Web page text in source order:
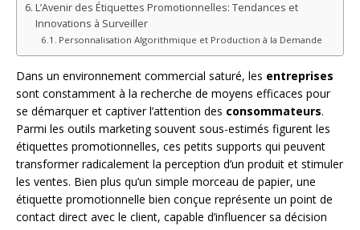
L’Avenir des Étiquettes Promotionnelles: Tendances et
Innovations à Surveiller
Personnalisation Algorithmique et Production à la Demande
Dans un environnement commercial saturé, les entreprises
sont constamment à la recherche de moyens efficaces pour
se démarquer et captiver l’attention des consommateurs.
Parmi les outils marketing souvent sous-estimés figurent les
étiquettes promotionnelles, ces petits supports qui peuvent
transformer radicalement la perception d’un produit et stimuler
les ventes. Bien plus qu’un simple morceau de papier, une
étiquette promotionnelle bien conçue représente un point de
contact direct avec le client, capable d’influencer sa décision